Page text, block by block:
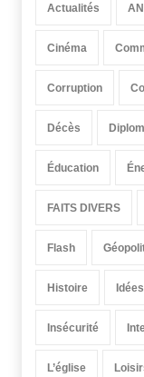
Actualités
Cinéma
Corruption
Décès
Éducation
FAITS DIVERS
Flash
Histoire
Insécurité
L’église